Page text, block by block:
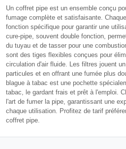
Un coffret pipe est un ensemble conçu
fumage complète et satisfaisante.
fonction spécifique pour garantir une
cure-pipe, souvent double fonction,
du tuyau et de tasser pour une
sont des tiges flexibles conçues pour
circulation d'air fluide. Les filtres jouent
particules et en offrant une fumée plus
blague à tabac est une pochette
tabac, le gardant frais et prêt à l'emploi.
l'art de fumer la pipe, garantissant une
chaque utilisation. Profitez de tarif
coffret pipe.